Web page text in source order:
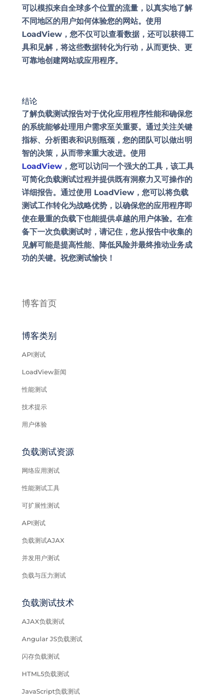
可以模拟来自全球多个位置的流量，以真实地了解
不同地区的用户如何体验您的网站。使用
LoadView，您不仅可以查看数据，还可以获得工
具和见解，将这些数据转化为行动，从而更快、更
可靠地创建网站或应用程序。
结论
了解负载测试报告对于优化应用程序性能和确保您
的系统能够处理用户需求至关重要。通过关注关键
指标、分析图表和识别瓶颈，您的团队可以做出明
智的决策，从而带来重大改进。使用
LoadView，您可以访问一个强大的工具，该工具
可简化负载测试过程并提供既有洞察力又可操作的
详细报告。通过使用 LoadView，您可以将负载
测试工作转化为战略优势，以确保您的应用程序即
使在最重的负载下也能提供卓越的用户体验。在准
备下一次负载测试时，请记住，您从报告中收集的
见解可能是提高性能、降低风险并最终推动业务成
功的关键。祝您测试愉快！
博客首页
博客类别
API测试
LoadView新闻
性能测试
技术提示
用户体验
负载测试资源
网络应用测试
性能测试工具
可扩展性测试
API测试
负载测试AJAX
并发用户测试
负载与压力测试
负载测试技术
AJAX负载测试
Angular JS负载测试
闪存负载测试
HTML5负载测试
JavaScript负载测试